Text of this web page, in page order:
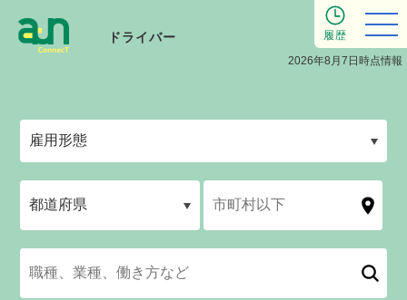
ドライバー
2026年8月7日時点情報
履歴